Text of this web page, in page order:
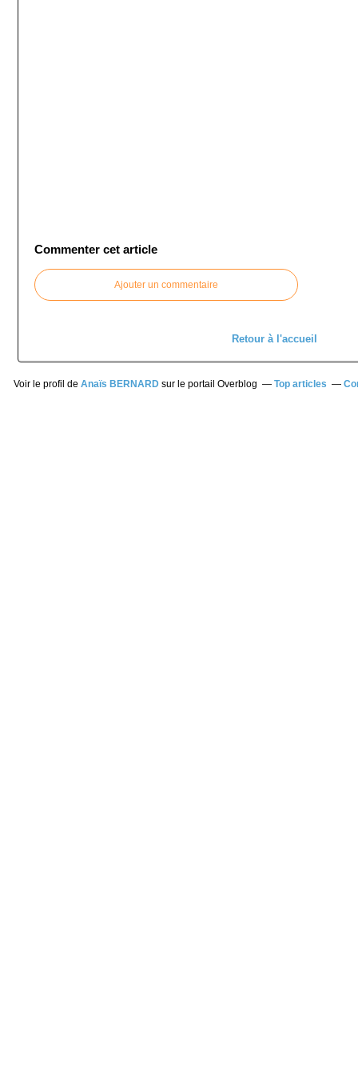
Commenter cet article
Ajouter un commentaire
Retour à l'accueil
Voir le profil de Anaïs BERNARDsur le portail Overblog Top articles